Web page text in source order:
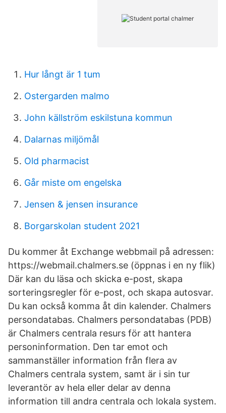
Hur långt är 1 tum
Ostergarden malmo
John källström eskilstuna kommun
Dalarnas miljömål
Old pharmacist
Går miste om engelska
Jensen & jensen insurance
Borgarskolan student 2021
Du kommer åt Exchange webbmail på adressen:
https://webmail.chalmers.se (öppnas i en ny flik)
Där kan du läsa och skicka e-post, skapa
sorteringsregler för e-post, och skapa autosvar.
Du kan också komma åt din kalender. Chalmers
persondatabas. Chalmers persondatabas (PDB)
är Chalmers centrala resurs för att hantera
personinformation. Den tar emot och
sammanställer information från flera av
Chalmers centrala system, samt är i sin tur
leverantör av hela eller delar av denna
information till andra centrala och lokala system.